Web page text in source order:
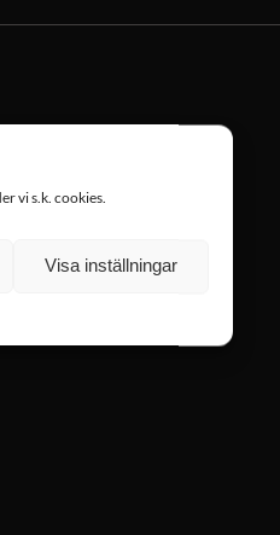
vi s.k. cookies.
Visa inställningar